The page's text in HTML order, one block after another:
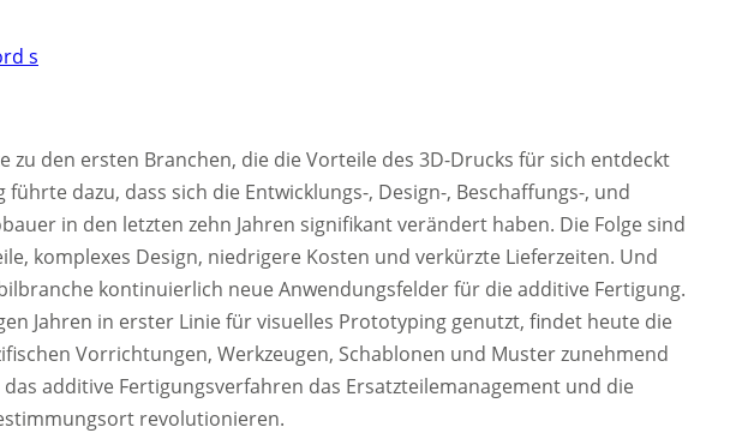
zu den ersten Branchen, die die Vorteile des 3D-Drucks für sich entdeckt
dazu, dass sich die Entwicklungs-, Design-, Beschaffungs-, und
in den letzten zehn Jahren signifikant verändert haben. Die Folge sind
komplexes Design, niedrigere Kosten und verkürzte Lieferzeiten. Und
kontinuierlich neue Anwendungsfelder für die additive Fertigung.
Jahren in erster Linie für visuelles Prototyping genutzt, findet heute die
Vorrichtungen, Werkzeugen, Schablonen und Muster zunehmend
additive Fertigungsverfahren das Ersatzteilemanagement und die
revolutionieren.